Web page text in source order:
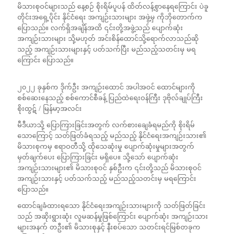
မိသားစုဝင်များသည် နေ့စဉ် စိုးရိမ်ပူပန် ထိတ်လန့်စွာနေရကြောင်း ပဲခူ
တိုင်းအရှေ့ပိုင်း နိုင်ငံရေး အကျဉ်းသားများ အဖွဲ့မှ ကိုဘိုတောက်က
ပြောသည်။ လက်ရှိအချိန်အထိ ၎င်းတို့အဖွဲ့သည် ပျောက်ဆုံး
အကျဉ်းသားများ သို့မဟုတ် အင်းစိန်ထောင်သို့ရောက်လာသည်ဆို
သည့် အကျဉ်းသားများနှင့် ပတ်သက်ပြီး မည်သည့်သတင်းမှ မရ
ကြောင်း ပြောသည်။
၂၀၂၂ ခုနှစ်က ဒိုက်ဦး အကျဉ်းထောင် အပါအဝင် ထောင်များကို
စစ်ဆေးနေသည့် စစ်ကောင်စီခန့် ပြည်ထဲရေးဝန်ကြီး ဒုဗိုလ်ချုပ်ကြီး
စိုးထွဋ် / မြန်မာ့အလင်း
မီဒီယာသို့ ပြောကြားခြင်းအတွက် လက်စားချေခံရမည်ကို စိုးရိမ်
သောကြောင့် သတ်ဖြတ်ခံရသည့် မည်သည့် နိုင်ငံရေးအကျဉ်းသား၏
မိသားစုကမှ ဧရာဝတီသို့ ထိုသေဆုံးမှု ပျောက်ဆုံးမှုများအတွက်
မှတ်ချက်ပေး ပြောကြားခြင်း မရှိပေ။ သို့သော် ပျောက်ဆုံး
အကျဉ်းသားများ၏ မိသားစုဝင် နှစ်ဦးက ၎င်းတို့သည် မိသားစုဝင်
အကျဉ်းသားနှင့် ပတ်သက်သည့် မည်သည့်သတင်းမှ မရကြောင်း
ပြောသည်။
ထောင်ချခံထားရသော နိုင်ငံရေးအကျဉ်းသားများကို သတ်ဖြတ်ခြင်း
သည် အဆိုးရွားဆုံး လူမဆန်မှုဖြစ်ကြောင်း ပျောက်ဆုံး အကျဉ်းသား
များအနက် တဦး၏ မိသားစုနှင့် နီးစပ်သော သတင်းရင်မြစ်တခုက